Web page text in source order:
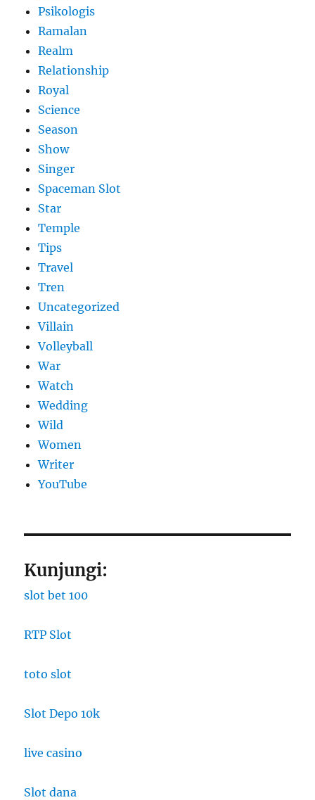
Psikologis
Ramalan
Realm
Relationship
Royal
Science
Season
Show
Singer
Spaceman Slot
Star
Temple
Tips
Travel
Tren
Uncategorized
Villain
Volleyball
War
Watch
Wedding
Wild
Women
Writer
YouTube
Kunjungi:
slot bet 100
RTP Slot
toto slot
Slot Depo 10k
live casino
Slot dana